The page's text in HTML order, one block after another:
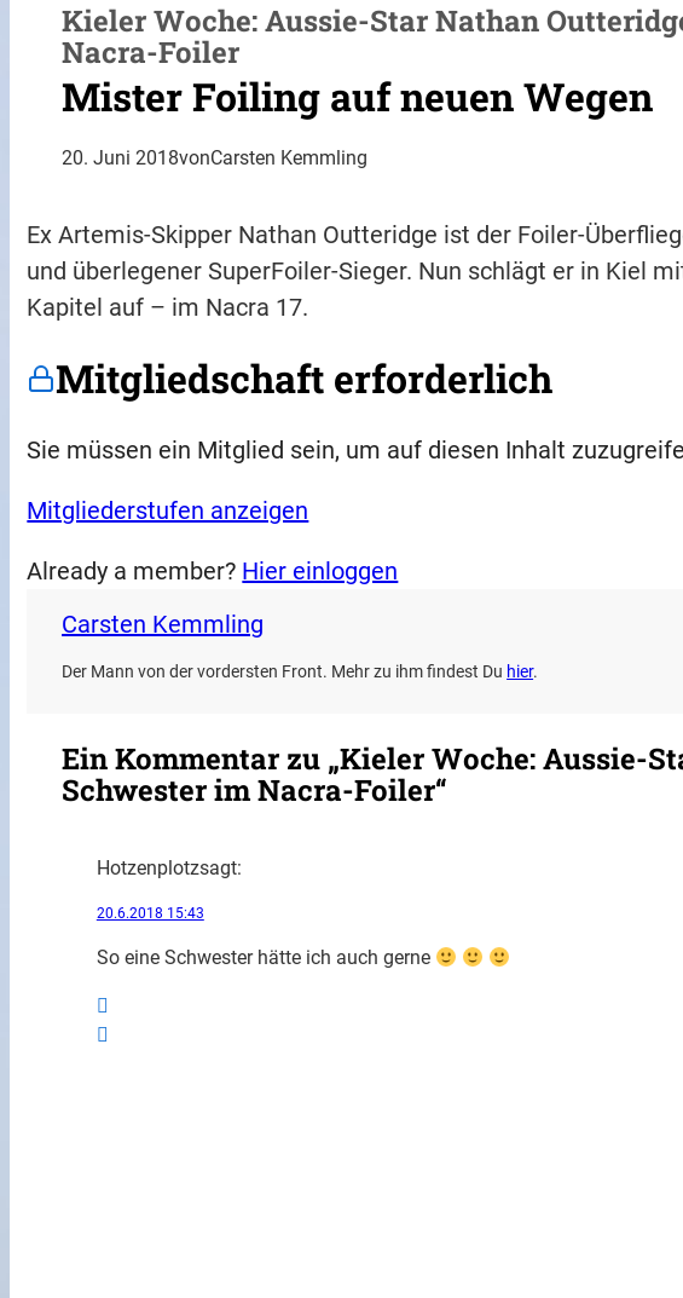
Kieler Woche: Aussie-Star Nathan
Nacra-Foiler
Mister Foiling auf neuen Wegen
20. Juni 2018vonCarsten Kemmling
Ex Artemis-Skipper Nathan Outteridge ist der Foiler-
und überlegener SuperFoiler-Sieger. Nun schlägt er in Kiel
Kapitel auf – im Nacra 17.
Mitgliedschaft erforderlich
Sie müssen ein Mitglied sein, um auf diesen Inhalt
Mitgliederstufen anzeigen
Already a member? Hier einloggen
Carsten Kemmling
Der Mann von der vordersten Front. Mehr zu ihm findest Du hier.
Ein Kommentar zu „Kieler Woche: Aussie-
Schwester im Nacra-Foiler“
Hotzenplotzsagt:
20.6.2018 15:43
So eine Schwester hätte ich auch gerne